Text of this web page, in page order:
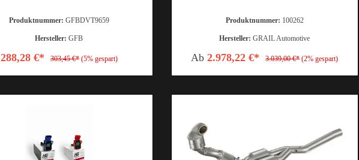
Produktnummer: GFBDVT9659
Hersteller:GFB
288,28 €* 303,45 €* (5% gespart)
Produktnummer: 100262
Hersteller:GRAIL Automotive
Ab2.978,22 €* 3.039,00 €* (2% gespart)